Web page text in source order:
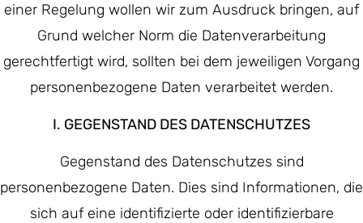
einer Regelung wollen wir zum Ausdruck bringen, auf
Grund welcher Norm die Datenverarbeitung
gerechtfertigt wird, sollten bei dem jeweiligen Vorgang
personenbezogene Daten verarbeitet werden.
I. GEGENSTAND DES DATENSCHUTZES
Gegenstand des Datenschutzes sind
personenbezogene Daten. Dies sind Informationen, die
sich auf eine identifizierte oder identifizierbare